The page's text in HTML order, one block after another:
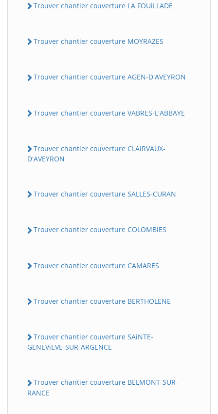
Trouver chantier couverture LA FOUiLLADE
Trouver chantier couverture MOYRAZES
Trouver chantier couverture AGEN-D'AVEYRON
Trouver chantier couverture VABRES-L'ABBAYE
Trouver chantier couverture CLAiRVAUX-
D'AVEYRON
Trouver chantier couverture SALLES-CURAN
Trouver chantier couverture COLOMBiES
Trouver chantier couverture CAMARES
Trouver chantier couverture BERTHOLENE
Trouver chantier couverture SAiNTE-
GENEViEVE-SUR-ARGENCE
Trouver chantier couverture BELMONT-SUR-
RANCE